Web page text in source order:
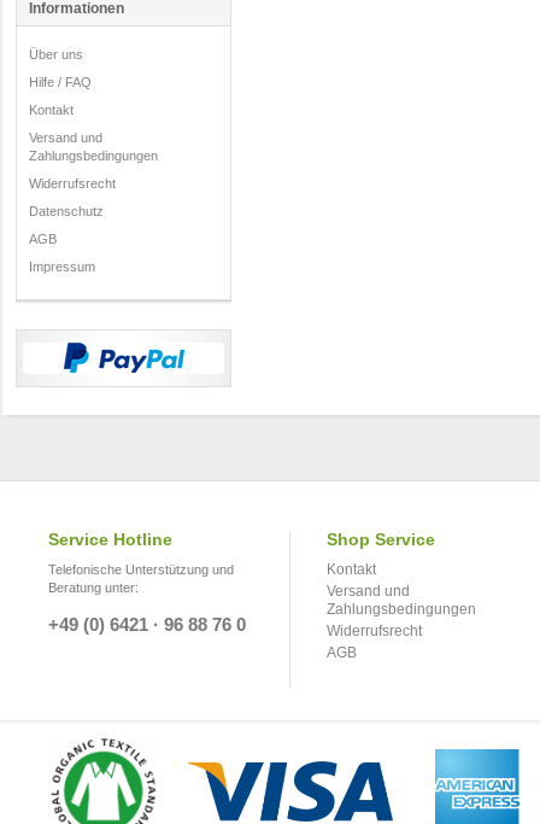
Informationen
Über uns
Hilfe / FAQ
Kontakt
Versand und
Zahlungsbedingungen
Widerrufsrecht
Datenschutz
AGB
Impressum
Service Hotline
Telefonische Unterstützung und
Beratung unter:
+49 (0) 6421 · 96 88 76 0
Shop Service
Kontakt
Versand und
Zahlungsbedingungen
Widerrufsrecht
AGB